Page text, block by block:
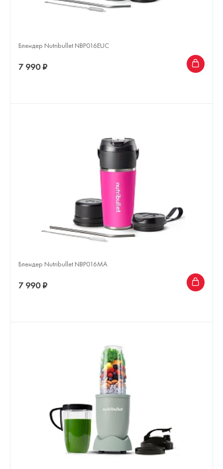
Блендер Nutribullet NBP016EUC
7 990 ₽
Блендер Nutribullet NBP016MA
7 990 ₽